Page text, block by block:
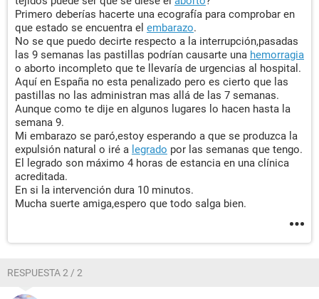
Primero deberías hacerte una ecografía para comprobar en
que estado se encuentra el embarazo.
No se que puedo decirte respecto a la interrupción,pasadas
las 9 semanas las pastillas podrían causarte una hemorragia
o aborto incompleto que te llevaría de urgencias al hospital.
Aquí en España no esta penalizado pero es cierto que las
pastillas no las administran mas allá de las 7 semanas.
Aunque como te dije en algunos lugares lo hacen hasta la
semana 9.
Mi embarazo se paró,estoy esperando a que se produzca la
expulsión natural o iré a legrado por las semanas que tengo.
El legrado son máximo 4 horas de estancia en una clínica
acreditada.
En si la intervención dura 10 minutos.
Mucha suerte amiga,espero que todo salga bien.
RESPUESTA 2 / 2